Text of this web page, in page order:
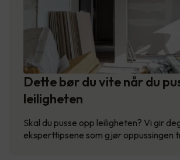
Dette bør du vite når du
leiligheten
Skal du pusse opp leiligheten? Vi gir
eksperttipsene som gjør oppussingen